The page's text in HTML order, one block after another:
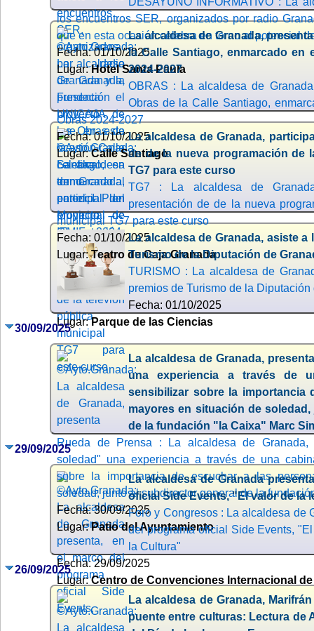
los encuentros SER, organizados por radio
que en esta ocasión celebra en torno al potencial
Fecha: 01/10/2025
Lugar:Hotel Santa Paula
La alcaldesa de Granada,
la Calle Santiago, enmarcado en
2024-2027
OBRAS : La alcaldesa de
Obras de la Calle Santiago,
Obras 2024-2027
Fecha: 01/10/2025
Lugar:Calle Santiago
La alcaldesa de Granada,
de de la nueva programación de
TG7 para este curso
TG7 : La alcaldesa de
presentación de de la nueva
municipal TG7 para este curso
Fecha: 01/10/2025
Lugar:Teatro de Caja Granada
La alcaldesa de Granada, asiste
Turismo de la Diputación de
TURISMO : La alcaldesa de
premios de Turismo de la Diputación
Fecha: 01/10/2025
Lugar:Parque de las Ciencias
30/09/2025
La alcaldesa de Granada,
una experiencia a través de
sensibilizar sobre la importancia
mayores en situación de
de la fundación "la Caixa" Marc
Rueda de Prensa : La alcaldesa de
soledad" una experiencia a través de una
sobre la importancia de escuchar a las
soledad, junto al subdirector general de la
Fecha: 30/09/2025
Lugar:Patio del Ayuntamiento
29/09/2025
La alcaldesa de Granada
oficial Side Events, "El valor de la
Foro y Congresos : La alcaldesa de
del programa oficial Side Events,
la Cultura"
Fecha: 29/09/2025
Lugar:Centro de Convenciones Internacional
26/09/2025
La alcaldesa de Granada,
puente entre culturas: Lectura de